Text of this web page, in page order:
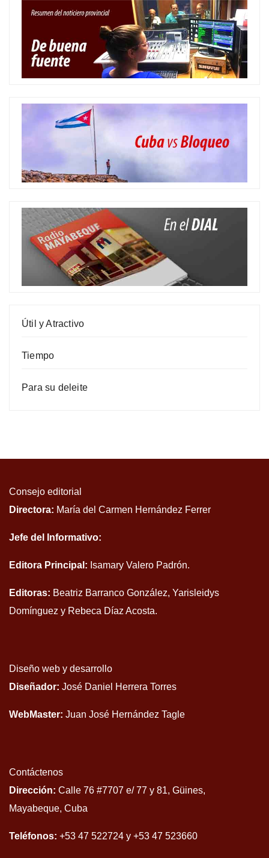
Útil y Atractivo
Tiempo
Para su deleite
Consejo editorial
Directora: María del Carmen Hernández Ferrer
Jefe del Informativo:
Editora Principal: Isamary Valero Padrón.
Editoras: Beatriz Barranco González, Yarisleidys
Domínguez y Rebeca Díaz Acosta.
Diseño web y desarrollo
Diseñador: José Daniel Herrera Torres
WebMaster: Juan José Hernández Tagle
Contáctenos
Dirección: Calle 76 #7707 e/ 77 y 81, Güines,
Mayabeque, Cuba
Teléfonos: +53 47 522724 y +53 47 523660